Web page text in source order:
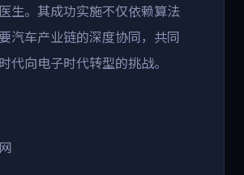
生。其成功实施不仅依赖算法
汽车产业链的深度协同，共同
代向电子时代转型的挑战。